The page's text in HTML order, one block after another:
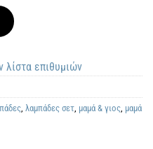
λίστα επιθυμιών
, λαμπάδες σετ, μαμά & γιος, μαμά